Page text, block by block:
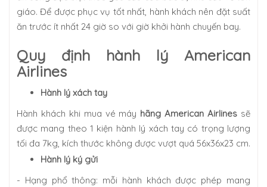
giáo. Để được phục vụ tốt nhất, hành khách nên đặt suất
ăn trước ít nhất 24 giờ so với giờ khởi hành chuyến bay.
Quy định hành lý American
Airlines
Hành lý xách tay
Hành khách khi mua vé máy hãng American Airlines sẽ
được mang theo 1 kiện hành lý xách tay có trọng lượng
tối đa 7kg, kích thước không được vượt quá 56x36x23 cm.
Hành lý ký gửi
- Hạng phổ thông: mỗi hành khách được phép mang